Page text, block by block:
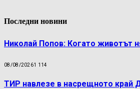
Последни новини
Николай Попов: Когато животът
08/08/20261 114
ТИР навлезе в насрещното край